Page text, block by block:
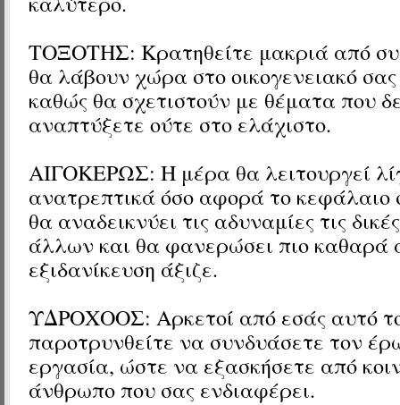
ΤΟΞΟΤΗΣ: Κρατηθείτε μακριά από
θα λάβουν χώρα στο οικογενειακό
καθώς θα σχετιστούν με θέματα που
αναπτύξετε ούτε στο ελάχιστο.
ΑΙΓΟΚΕΡΩΣ: Η μέρα θα λειτουργεί
ανατρεπτικά όσο αφορά το κεφάλαιο
θα αναδεικνύει τις αδυναμίες τις
άλλων και θα φανερώσει πιο καθαρά
εξιδανίκευση άξιζε.
ΥΔΡΟΧΟΟΣ: Αρκετοί από εσάς αυτό
παροτρυνθείτε να συνδυάσετε τον
εργασία, ώστε να εξασκήσετε από
άνθρωπο που σας ενδιαφέρει.